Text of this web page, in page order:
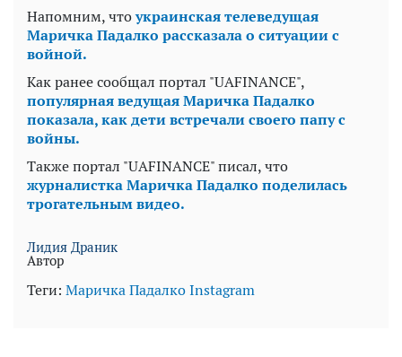
Напомним, чтоукраинская телеведущая
Маричка Падалко рассказала о ситуации с
войной.
Как ранее сообщал портал "UAFINANCE",
популярная ведущая Маричка Падалко
показала, как дети встречали своего папу с
войны.
Также портал "UAFINANCE" писал, что
журналистка Маричка Падалко поделилась
трогательным видео.
Лидия Драник
Автор
Теги: Маричка ПадалкоInstagram